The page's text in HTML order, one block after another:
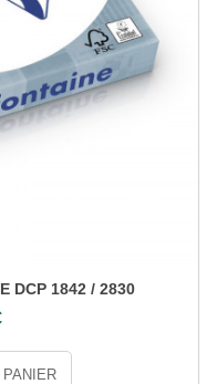
DCP 1842 / 2830